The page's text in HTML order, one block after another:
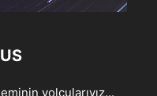
yolcularıyız...